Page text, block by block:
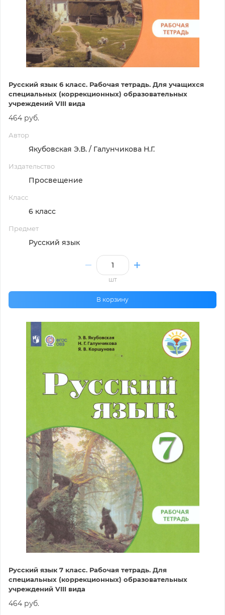
Русский язык 6 класс. Рабочая тетрадь. Для учащихся
специальных (коррекционных) образовательных
учреждений VIII вида
464 руб.
Автор
Якубовская Э.В. / Галунчикова Н.Г.
Издательство
Просвещение
Класс
6 класс
Предмет
Русский язык
шт
В корзину
Русский язык 7 класс. Рабочая тетрадь. Для
специальных (коррекционных) образовательных
учреждений VIII вида
464 руб.